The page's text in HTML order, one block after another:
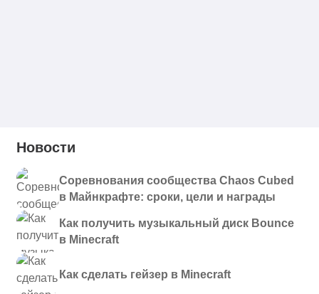
Новости
Соревнования сообщества Chaos Cubed
в Майнкрафте: сроки, цели и награды
Как получить музыкальный диск Bounce
в Minecraft
Как сделать гейзер в Minecraft